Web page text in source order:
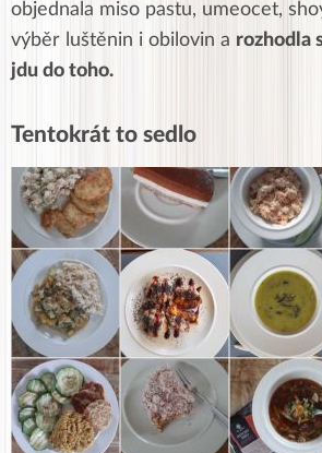
objednala miso pastu, umeocet,
výběr luštěnin i obilovin a rozhodla
jdu do toho.
Tentokrát to sedlo